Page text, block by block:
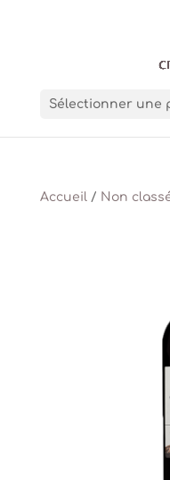
Sélectionner une
Accueil/ Non